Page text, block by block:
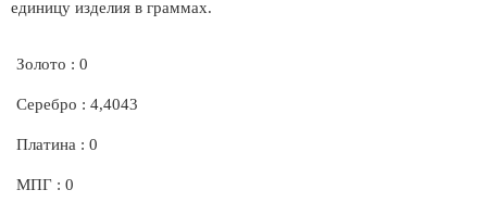
единицу изделия в граммах.
Золото : 0
Серебро : 4,4043
Платина : 0
МПГ : 0